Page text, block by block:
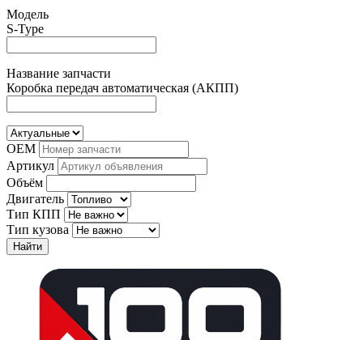
Модель
S-Type
Название запчасти
Коробка передач автоматическая (АКПП)
OEM
Артикул
Объём
Двигатель
Тип КПП
Тип кузова
Найти